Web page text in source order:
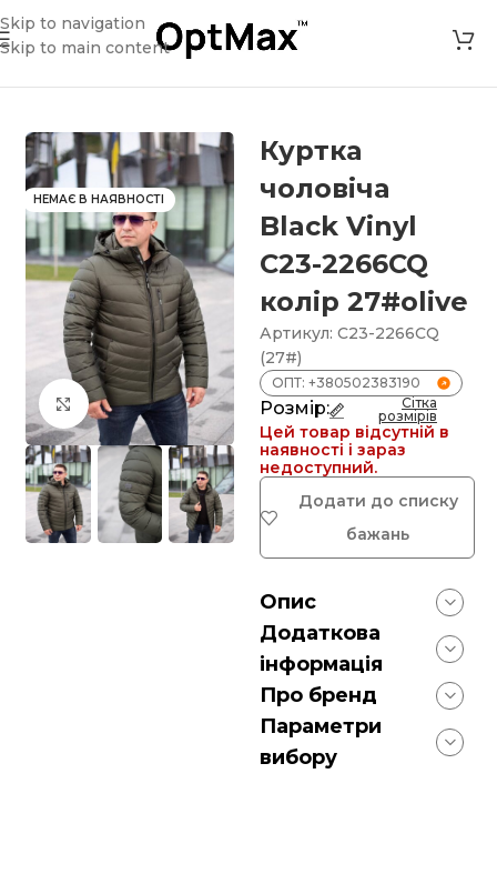
Skip to navigation
Skip to main content
» Куртка чоловіча Black Vinyl C23-2266CQ колір 27#olive
НЕМАЄ В НАЯВНОСТІ
Клацніть, щоб збільшити
Куртка
чоловіча
Black Vinyl
C23-2266CQ
колір 27#olive
Артикул: C23-2266CQ
(27#)
ОПТ: +380502383190
Розмір:
Сітка
розмірів
Цей товар відсутній в
наявності і зараз
недоступний.
Додати до списку
бажань
Опис
Додаткова
інформація
Про бренд
Параметри
вибору